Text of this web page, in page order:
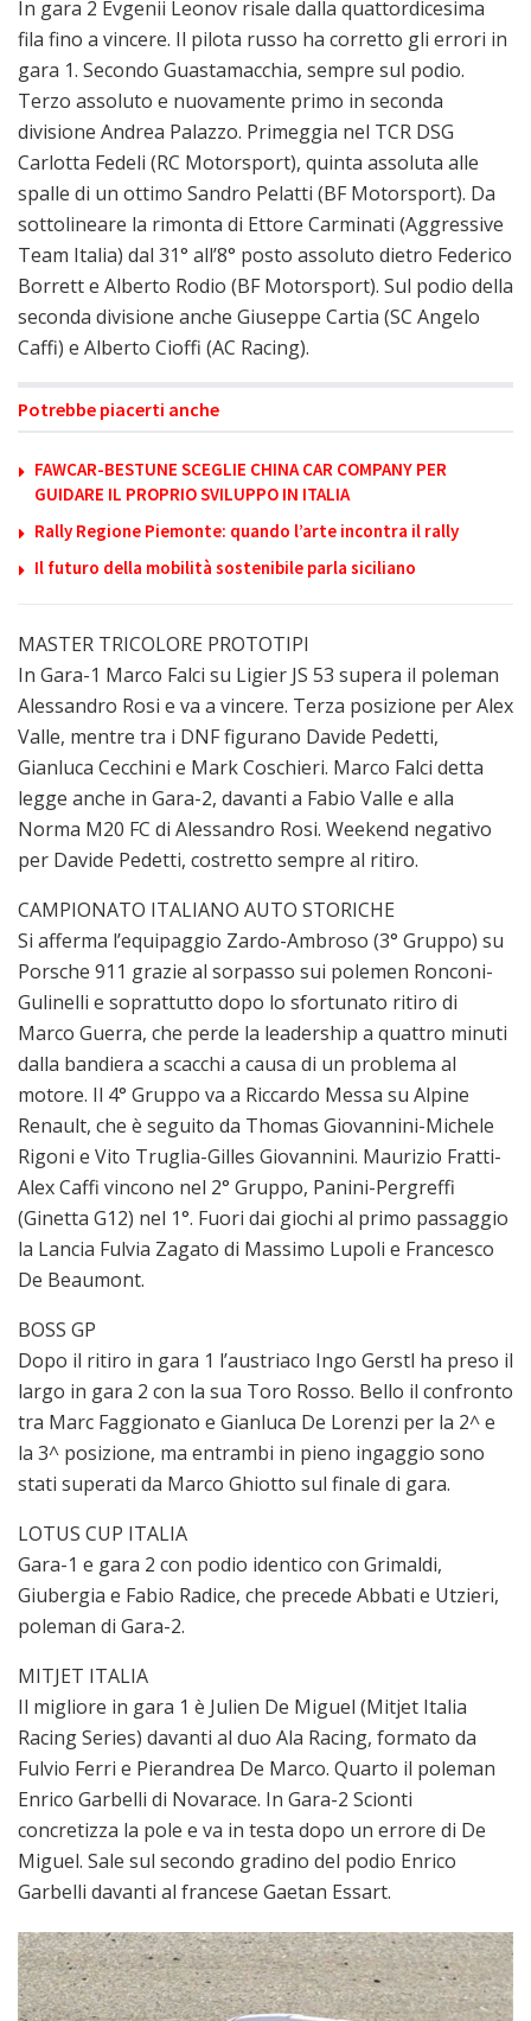
In gara 2 Evgenii Leonov risale dalla quattordicesima
fila fino a vincere. Il pilota russo ha corretto gli errori in
gara 1. Secondo Guastamacchia, sempre sul podio.
Terzo assoluto e nuovamente primo in seconda
divisione Andrea Palazzo. Primeggia nel TCR DSG
Carlotta Fedeli (RC Motorsport), quinta assoluta alle
spalle di un ottimo Sandro Pelatti (BF Motorsport). Da
sottolineare la rimonta di Ettore Carminati (Aggressive
Team Italia) dal 31° all’8° posto assoluto dietro Federico
Borrett e Alberto Rodio (BF Motorsport). Sul podio della
seconda divisione anche Giuseppe Cartia (SC Angelo
Caffi) e Alberto Cioffi (AC Racing).
Potrebbe piacerti anche
FAWCAR-BESTUNE SCEGLIE CHINA CAR COMPANY PER
GUIDARE IL PROPRIO SVILUPPO IN ITALIA
Rally Regione Piemonte: quando l’arte incontra il rally
Il futuro della mobilità sostenibile parla siciliano
MASTER TRICOLORE PROTOTIPI
In Gara-1 Marco Falci su Ligier JS 53 supera il poleman
Alessandro Rosi e va a vincere. Terza posizione per Alex
Valle, mentre tra i DNF figurano Davide Pedetti,
Gianluca Cecchini e Mark Coschieri. Marco Falci detta
legge anche in Gara-2, davanti a Fabio Valle e alla
Norma M20 FC di Alessandro Rosi. Weekend negativo
per Davide Pedetti, costretto sempre al ritiro.
CAMPIONATO ITALIANO AUTO STORICHE
Si afferma l’equipaggio Zardo-Ambroso (3° Gruppo) su
Porsche 911 grazie al sorpasso sui polemen Ronconi-
Gulinelli e soprattutto dopo lo sfortunato ritiro di
Marco Guerra, che perde la leadership a quattro minuti
dalla bandiera a scacchi a causa di un problema al
motore. Il 4° Gruppo va a Riccardo Messa su Alpine
Renault, che è seguito da Thomas Giovannini-Michele
Rigoni e Vito Truglia-Gilles Giovannini. Maurizio Fratti-
Alex Caffi vincono nel 2° Gruppo, Panini-Pergreffi
(Ginetta G12) nel 1°. Fuori dai giochi al primo passaggio
la Lancia Fulvia Zagato di Massimo Lupoli e Francesco
De Beaumont.
BOSS GP
Dopo il ritiro in gara 1 l’austriaco Ingo Gerstl ha preso il
largo in gara 2 con la sua Toro Rosso. Bello il confronto
tra Marc Faggionato e Gianluca De Lorenzi per la 2^ e
la 3^ posizione, ma entrambi in pieno ingaggio sono
stati superati da Marco Ghiotto sul finale di gara.
LOTUS CUP ITALIA
Gara-1 e gara 2 con podio identico con Grimaldi,
Giubergia e Fabio Radice, che precede Abbati e Utzieri,
poleman di Gara-2.
MITJET ITALIA
Il migliore in gara 1 è Julien De Miguel (Mitjet Italia
Racing Series) davanti al duo Ala Racing, formato da
Fulvio Ferri e Pierandrea De Marco. Quarto il poleman
Enrico Garbelli di Novarace. In Gara-2 Scionti
concretizza la pole e va in testa dopo un errore di De
Miguel. Sale sul secondo gradino del podio Enrico
Garbelli davanti al francese Gaetan Essart.